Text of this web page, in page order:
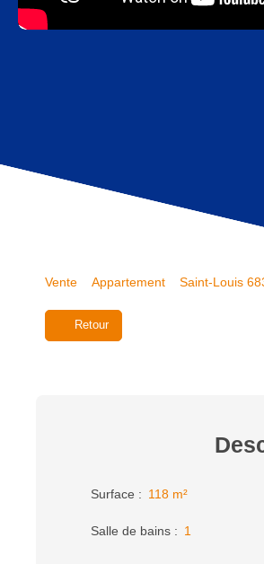
Vente Appartement Saint-Louis
Retour
Surface : 118 m²
Salle de bains : 1